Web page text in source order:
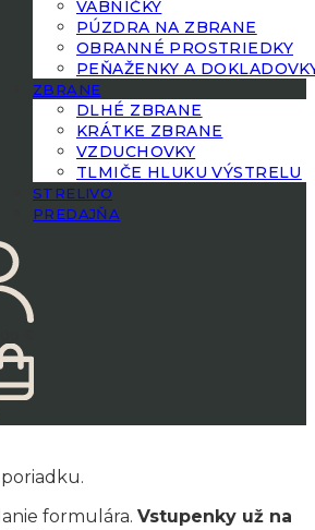
VÁBNIČKY
PÚZDRA NA ZBRANE
OBRANNÉ PROSTRIEDKY
PEŇAŽENKY A
ZBRANE
DLHÉ ZBRANE
KRÁTKE ZBRANE
VZDUCHOVKY
TLMIČE HLUKU VÝSTRELU
STRELIVO
PREDAJŇA
formulára. Vstupenky už na